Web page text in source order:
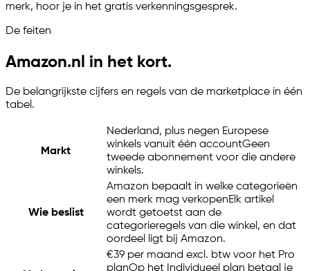
merk, hoor je in het gratis verkenningsgesprek.
De feiten
Amazon.nl in het kort.
De belangrijkste cijfers en regels van de marketplace in één
tabel.
Markt
Nederland, plus negen Europese
winkels vanuit één accountGeen
tweede abonnement voor die andere
winkels.
Wie beslist
Amazon bepaalt in welke categorieën
een merk mag verkopenElk artikel
wordt getoetst aan de
categorieregels van die winkel, en dat
oordeel ligt bij Amazon.
€39 per maand excl. btw voor het Pro
planOp het Individueel plan betaal je